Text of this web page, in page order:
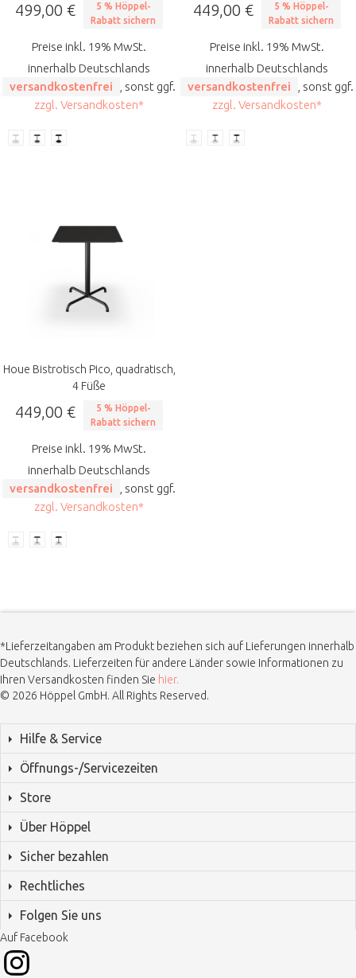
499,00 €
5 % Höppel-
Rabatt sichern
Preise inkl. 19% MwSt.
innerhalb Deutschlands
versandkostenfrei
, sonst ggf.
zzgl. Versandkosten*
449,00 €
5 % Höppel-
Rabatt sichern
Preise inkl. 19% MwSt.
innerhalb Deutschlands
versandkostenfrei
, sonst ggf.
zzgl. Versandkosten*
Houe Bistrotisch Pico, quadratisch,
4 Füße
449,00 €
5 % Höppel-
Rabatt sichern
Preise inkl. 19% MwSt.
innerhalb Deutschlands
versandkostenfrei
, sonst ggf.
zzgl. Versandkosten*
*Lieferzeitangaben am Produkt beziehen sich auf Lieferungen innerhalb
Deutschlands. Lieferzeiten für andere Länder sowie Informationen zu
Ihren Versandkosten finden Sie hier.
© 2026 Höppel GmbH. All Rights Reserved.
Hilfe & Service
Öffnungs-/Servicezeiten
Store
Über Höppel
Sicher bezahlen
Rechtliches
Folgen Sie uns
Auf Facebook